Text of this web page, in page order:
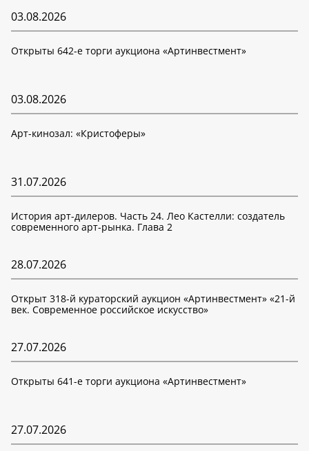
03.08.2026
Открыты 642-е торги аукциона «Артинвестмент»
03.08.2026
Арт-кинозал: «Кристоферы»
31.07.2026
История арт-дилеров. Часть 24. Лео Кастелли: создатель
современного арт-рынка. Глава 2
28.07.2026
Открыт 318-й кураторский аукцион «Артинвестмент» «21-й
век. Современное российское искусство»
27.07.2026
Открыты 641-е торги аукциона «Артинвестмент»
27.07.2026